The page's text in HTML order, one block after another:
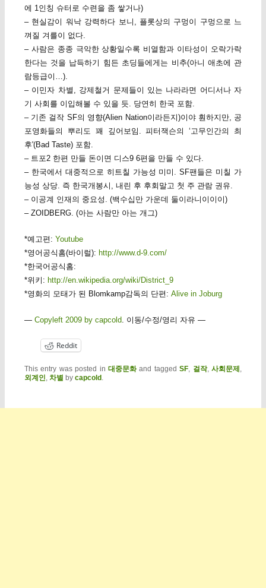
에 1인칭 슈터로 수련을 좀 쌓거나)
– 현실감이 워낙 강력하다 보니, 플롯상의 구멍이 구멍으로 느
껴질 겨를이 없다.
– 사람은 종종 극악한 상황일수록 비열함과 이타성이 오락가락
한다는 것을 납득하기 힘든 초딩들에게는 비추(아니 애초에 관
람등급이…).
– 이민자 차별, 강제철거 문제들이 있는 나라라면 어디서나 자
기 사회를 이입해볼 수 있을 듯. 당연히 한국 포함.
– 기존 걸작 SF의 영향(Alien Nation이라든지)이야 훤하지만, 공
포영화들의 뿌리도 꽤 깊어보임. 피터잭슨의 ‘고무인간의 최
후'(Bad Taste) 포함.
– 트포2 한편 만들 돈이면 디스9 6편을 만들 수 있다.
– 한국에서 대중적으로 히트칠 가능성 미미. SF팬들은 미칠 가
능성 상당. 즉 한국개봉시, 내린 후 후회말고 첫 주 관람 권유.
– 이공계 인재의 중요성. (백수십만 가운데 둘이라니이이이)
– ZOIDBERG. (아는 사람만 아는 개그)
*예고편: Youtube
*영어공식홈(바이럴): http://www.d-9.com/
*한국어공식홈:
*위키: http://en.wikipedia.org/wiki/District_9
*영화의 모태가 된 Blomkamp감독의 단편: Alive in Joburg
— Copyleft 2009 by capcold. 이동/수정/영리 자유 —
Reddit
This entry was posted in 대중문화and taggedSF, 걸작,사회문제 ,
외계인, 차별 by capcold .